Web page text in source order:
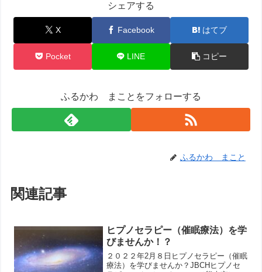
シェアする
X Facebook はてブ
Pocket LINE コピー
ふるかわ まことをフォローする
ふるかわ まこと
関連記事
ヒプノセラピー（催眠療法）を学
びませんか！？
２０２２年2月８日ヒプノセラピー（催眠
療法）を学びませんか？JBCHヒプノセ